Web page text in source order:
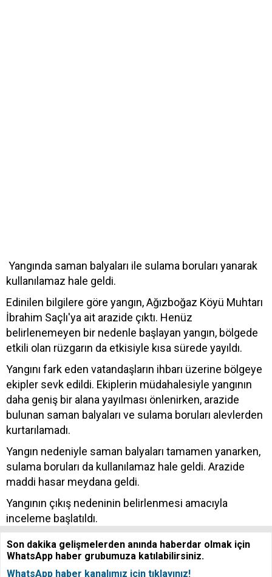
Yangında saman balyaları ile sulama boruları yanarak
kullanılamaz hale geldi.
Edinilen bilgilere göre yangın, Ağızboğaz Köyü Muhtarı
İbrahim Saçlı'ya ait arazide çıktı. Henüz
belirlenemeyen bir nedenle başlayan yangın, bölgede
etkili olan rüzgarın da etkisiyle kısa sürede yayıldı.
Yangını fark eden vatandaşların ihbarı üzerine bölgeye
ekipler sevk edildi. Ekiplerin müdahalesiyle yangının
daha geniş bir alana yayılması önlenirken, arazide
bulunan saman balyaları ve sulama boruları alevlerden
kurtarılamadı.
Yangın nedeniyle saman balyaları tamamen yanarken,
sulama boruları da kullanılamaz hale geldi. Arazide
maddi hasar meydana geldi.
Yangının çıkış nedeninin belirlenmesi amacıyla
inceleme başlatıldı.
Son dakika gelişmelerden anında haberdar olmak için
WhatsApp haber grubumuza katılabilirsiniz.
WhatsApp haber kanalımız için tıklayınız!